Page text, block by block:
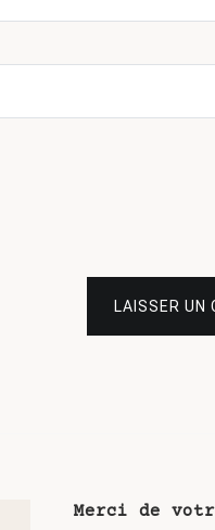
LAISSER UN
Merci de